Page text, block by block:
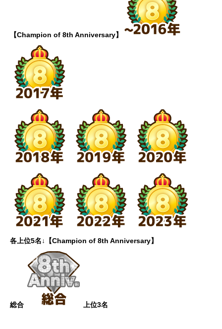
【Champion of 8th Anniversary】
各上位5名↓ 【Champion of 8th Anniversary】
総合 上位3名